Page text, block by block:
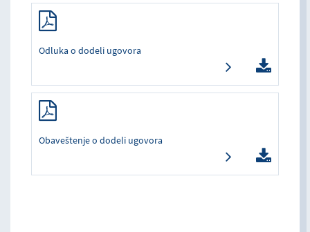
Odluka o dodeli ugovora
Obaveštenje o dodeli ugovora